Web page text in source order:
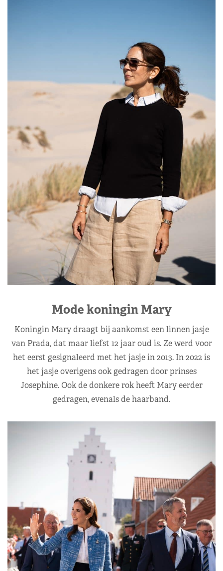
Mode koningin Mary
Koningin Mary draagt bij aankomst een linnen jasje
van Prada, dat maar liefst 12 jaar oud is. Ze werd voor
het eerst gesignaleerd met het jasje in 2013. In 2022 is
het jasje overigens ook gedragen door prinses
Josephine. Ook de donkere rok heeft Mary eerder
gedragen, evenals de haarband.